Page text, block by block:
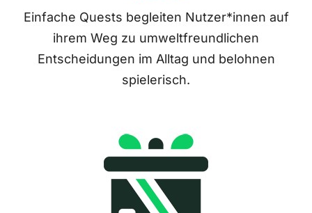
Einfache Quests begleiten Nutzer*innen auf
ihrem Weg zu umweltfreundlichen
Entscheidungen im Alltag und belohnen
spielerisch.